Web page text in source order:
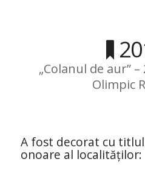
„Colanul de aur”
Olimpic
A fost decorat cu
onoare al localităților: